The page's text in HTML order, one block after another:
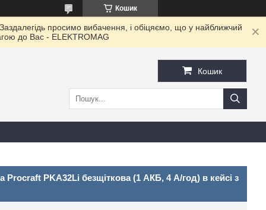
Кошик
просимо вибачення, і обіцяємо, що у найближчий
до Ваc - ELEKTROMAG
Кошик
Procraft PKA32Li безщіткова (1 АКБ, 4 А/год) в кейсі з